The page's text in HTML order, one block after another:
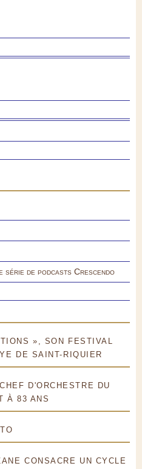
de podcasts Crescendo
», SON FESTIVAL
DE SAINT-RIQUIER
D'ORCHESTRE DU
À 83 ANS
CONSACRE UN CYCLE